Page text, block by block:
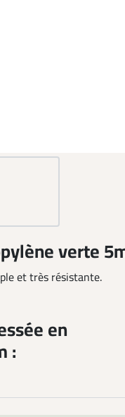
verte
et très résistante.
en
: